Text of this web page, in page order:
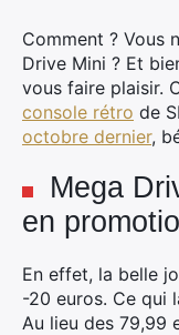
Comment ? Vous
Drive Mini ? Et
vous faire plaisir.
console rétro de
octobre dernier,
Mega
en
En effet, la belle
-20 euros. Ce qui
Au lieu des 79,99